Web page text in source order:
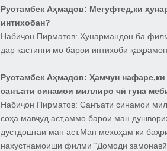
Рустамбек Аҳмадов: Мегуфтед,ки
интихобан?
Набиҷон Пирматов: Ҳунармандон ба филм
дар кастинги мо барои интихоби
Рустамбек Аҳмадов: Ҳамчун
санъати синамои миллиро чӣ гуна
Набиҷон Пирматов: Санъати синамои
соҳа мавҷуд аст,аммо барои ман
дӯстдоштаи ман аст.Ман мехоҳам ки
нахустнамоиши филми “Домоди